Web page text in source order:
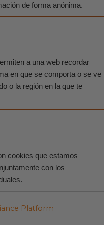
de forma anónima.
a una web recordar
en que se comporta o se ve
o la región en la que te
cookies que estamos
con los
Platform